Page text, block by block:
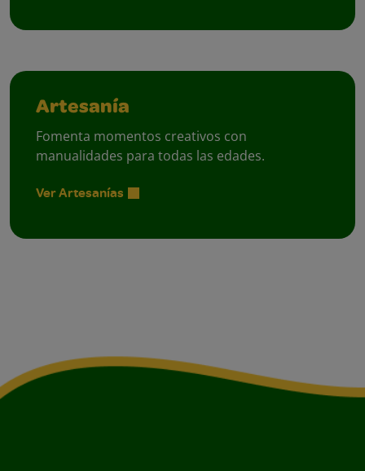
Artesanía
Fomenta momentos creativos con
manualidades para todas las edades.
Ver Artesanías